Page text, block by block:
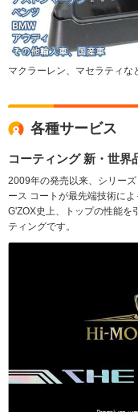
マクラーレン、マセラティ
各種サービス
コーティング 新・世界
2009年の発売以来、シリー
ース コートが最先端技術によ
G'ZOX史上、トップの性能を
ティングです。